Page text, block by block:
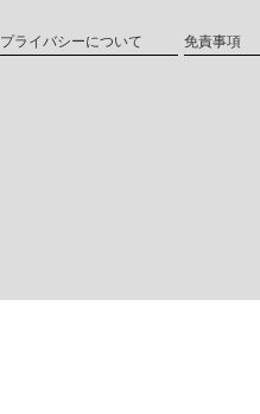
プライバシーについて 免責事項